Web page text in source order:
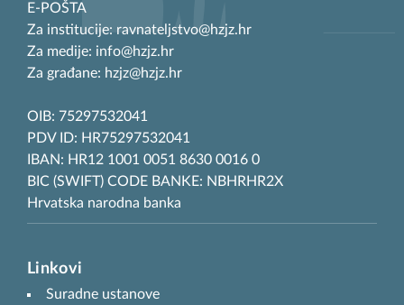
E-POŠTA
Za institucije: ravnateljstvo@hzjz.hr
Za medije: info@hzjz.hr
Za građane: hzjz@hzjz.hr
OIB: 75297532041
PDV ID: HR75297532041
IBAN: HR12 1001 0051 8630 0016 0
BIC (SWIFT) CODE BANKE: NBHRHR2X
Hrvatska narodna banka
Linkovi
Suradne ustanove